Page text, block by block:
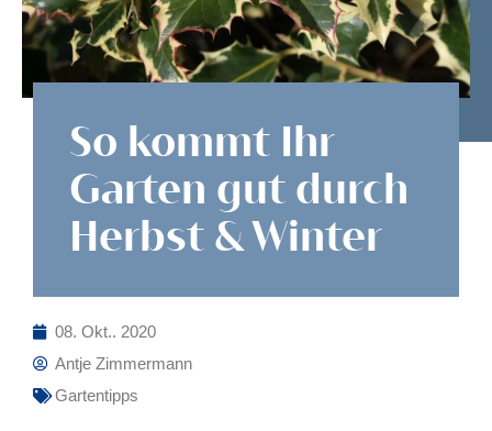
So kommt Ihr
Garten gut durch
Herbst & Winter
08. Okt.. 2020
Antje Zimmermann
Gartentipps